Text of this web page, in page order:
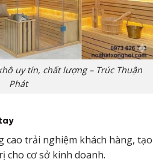
uy tín, chất lượng – Trúc Thuận
Phát
cao trải nghiệm khách hàng, tạo
cho cơ sở kinh doanh.